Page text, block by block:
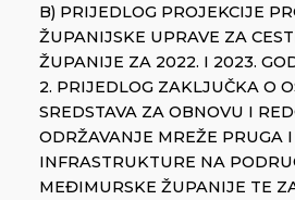
B) PRIJEDLOG PROJEKCIJE
ŽUPANIJSKE UPRAVE ZA
ŽUPANIJE ZA 2022. I 2023.
2. PRIJEDLOG ZAKLJUČKA O
SREDSTAVA ZA OBNOVU I
ODRŽAVANJE MREŽE PRUGA
INFRASTRUKTURE NA
MEĐIMURSKE ŽUPANIJE TE